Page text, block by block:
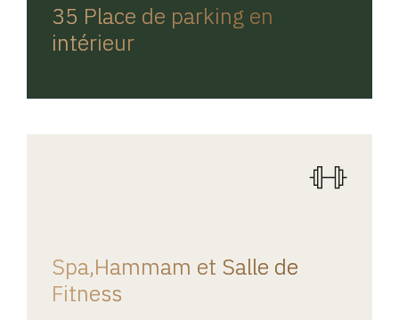
35 Place de parking en
intérieur
Spa,Hammam et Salle de
Fitness